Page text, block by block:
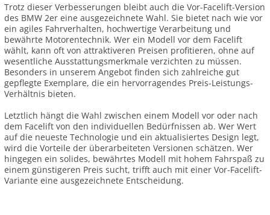
Trotz dieser Verbesserungen bleibt auch die Vor-Facelift-Version
des BMW 2er eine ausgezeichnete Wahl. Sie bietet nach wie vor
ein agiles Fahrverhalten, hochwertige Verarbeitung und
bewährte Motorentechnik. Wer ein Modell vor dem Facelift
wählt, kann oft von attraktiveren Preisen profitieren, ohne auf
wesentliche Ausstattungsmerkmale verzichten zu müssen.
Besonders in unserem Angebot finden sich zahlreiche gut
gepflegte Exemplare, die ein hervorragendes Preis-Leistungs-
Verhältnis bieten.
Letztlich hängt die Wahl zwischen einem Modell vor oder nach
dem Facelift von den individuellen Bedürfnissen ab. Wer Wert
auf die neueste Technologie und ein aktualisiertes Design legt,
wird die Vorteile der überarbeiteten Versionen schätzen. Wer
hingegen ein solides, bewährtes Modell mit hohem Fahrspaß zu
einem günstigeren Preis sucht, trifft auch mit einer Vor-Facelift-
Variante eine ausgezeichnete Entscheidung.